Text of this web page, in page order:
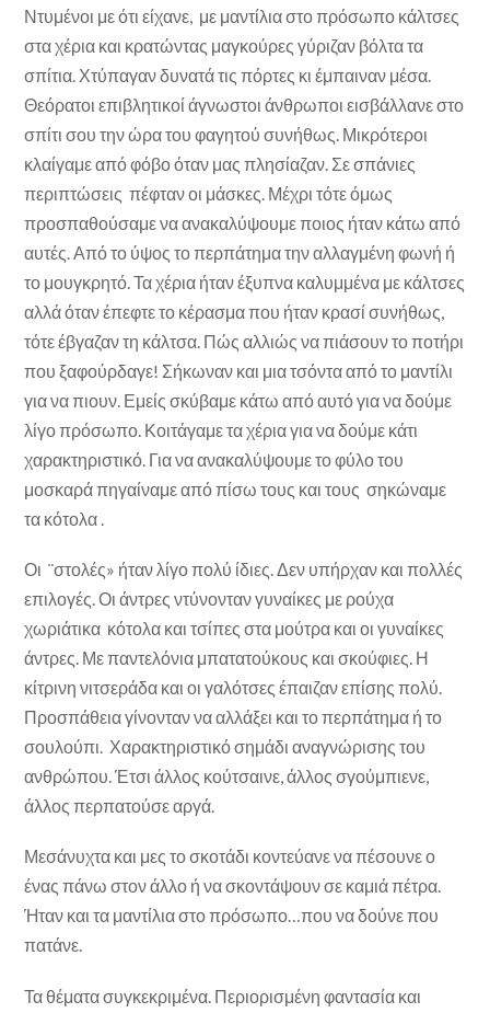
Ντυμένοι με ότι είχανε, με μαντίλια στο πρόσωπο κάλτσες
στα χέρια και κρατώντας μαγκούρες γύριζαν βόλτα τα
σπίτια. Χτύπαγαν δυνατά τις πόρτες κι έμπαιναν μέσα.
Θεόρατοι επιβλητικοί άγνωστοι άνθρωποι εισβάλλανε στο
σπίτι σου την ώρα του φαγητού συνήθως. Μικρότεροι
κλαίγαμε από φόβο όταν μας πλησίαζαν. Σε σπάνιες
περιπτώσεις πέφταν οι μάσκες. Μέχρι τότε όμως
προσπαθούσαμε να ανακαλύψουμε ποιος ήταν κάτω από
αυτές. Από το ύψος το περπάτημα την αλλαγμένη φωνή ή
το μουγκρητό. Τα χέρια ήταν έξυπνα καλυμμένα με κάλτσες
αλλά όταν έπεφτε το κέρασμα που ήταν κρασί συνήθως,
τότε έβγαζαν τη κάλτσα. Πώς αλλιώς να πιάσουν το ποτήρι
που ξαφούρδαγε! Σήκωναν και μια τσόντα από το μαντίλι
για να πιουν. Εμείς σκύβαμε κάτω από αυτό για να δούμε
λίγο πρόσωπο. Κοιτάγαμε τα χέρια για να δούμε κάτι
χαρακτηριστικό. Για να ανακαλύψουμε το φύλο του
μοσκαρά πηγαίναμε από πίσω τους και τους σηκώναμε
τα κότολα .
Οι ¨στολές» ήταν λίγο πολύ ίδιες. Δεν υπήρχαν και πολλές
επιλογές. Οι άντρες ντύνονταν γυναίκες με ρούχα
χωριάτικα κότολα και τσίπες στα μούτρα και οι γυναίκες
άντρες. Με παντελόνια μπατατούκους και σκούφιες. Η
κίτρινη νιτσεράδα και οι γαλότσες έπαιζαν επίσης πολύ.
Προσπάθεια γίνονταν να αλλάξει και το περπάτημα ή το
σουλούπι. Χαρακτηριστικό σημάδι αναγνώρισης του
ανθρώπου. Έτσι άλλος κούτσαινε, άλλος σγούμπιενε,
άλλος περπατούσε αργά.
Μεσάνυχτα και μες το σκοτάδι κοντεύανε να πέσουνε ο
ένας πάνω στον άλλο ή να σκοντάψουν σε καμιά πέτρα.
Ήταν και τα μαντίλια στο πρόσωπο…που να δούνε που
πατάνε.
Τα θέματα συγκεκριμένα. Περιορισμένη φαντασία και